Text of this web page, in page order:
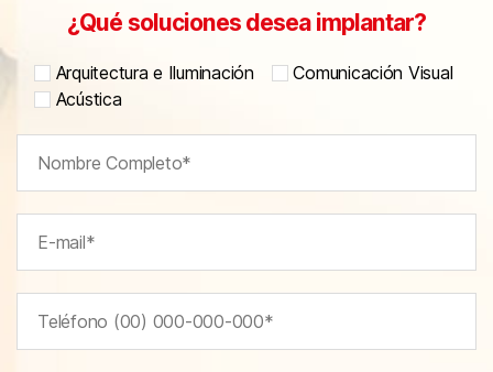
¿Qué soluciones desea implantar?
Arquitectura e Iluminación
Comunicación Visual
Acústica